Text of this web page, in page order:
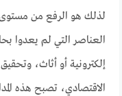
لذلك هو الرفع من
العناصر التي لم يعدوا
إلكترونية أو أثاث،
الاقتصادي، تصبح هذه